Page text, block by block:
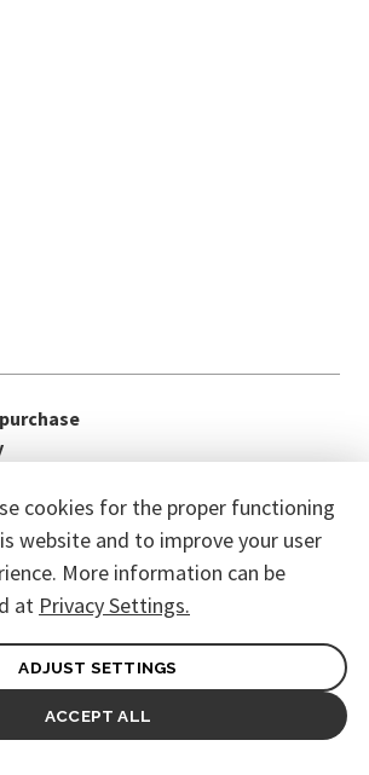
cookies for the proper functioning
website and to improve your user
More information can be
at Privacy Settings.
ADJUST SETTINGS
ACCEPT ALL
for Customers
data